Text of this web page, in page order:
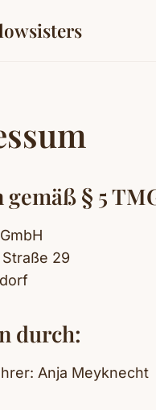
gemäß § 5
29
durch:
Anja Meyknecht